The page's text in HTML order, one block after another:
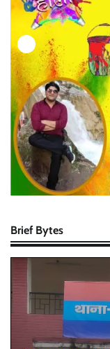
Brief Bytes